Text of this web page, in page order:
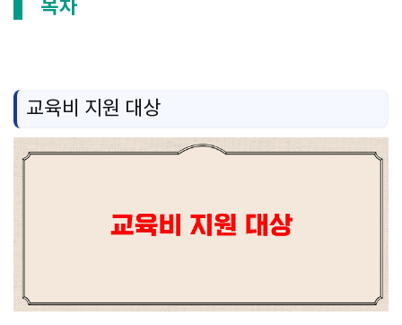
목차
교육비 지원 대상